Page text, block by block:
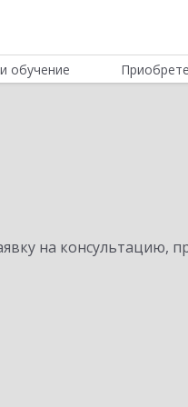
обучение
на консультацию,